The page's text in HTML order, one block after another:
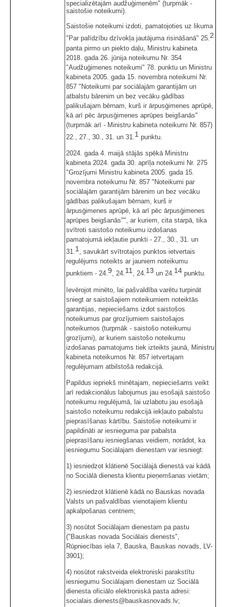
specializētajām audžuģimenēm" (turpmāk -
saistošie noteikumi).
Saistošie noteikumi izdoti, pamatojoties uz likuma
"Par palīdzību dzīvokļa jautājuma risināšanā" 25.2
panta pirmo un piekto daļu, Ministru kabineta
2018. gada 26. jūnija noteikumu Nr. 354
"Audžuģimenes noteikumi" 78. punktu un Ministru
kabineta 2005. gada 15. novembra noteikumi Nr.
857 "Noteikumi par sociālajām garantijām un
atbalstu bārenim un bez vecāku gādības
palikušajam bērnam, kurš ir ārpusģimenes aprūpē,
kā arī pēc ārpusģimenes aprūpes beigšanās"
(turpmāk arī - Ministru kabineta noteikumi Nr. 857)
22., 27., 30., 31. un 31. 1 punktu.
2024. gada 4. maijā stājās spēkā Ministru
kabineta 2024. gada 30. aprīļa noteikumi Nr. 275
"Grozījumi Ministru kabineta 2005. gada 15.
novembra noteikumu Nr. 857 "Noteikumi par
sociālajām garantijām bārenim un bez vecāku
gādības palikušajam bērnam, kurš ir
ārpusģimenes aprūpē, kā arī pēc ārpusģimenes
aprūpes beigšanās"", ar kuriem, cita starpā, tika
svītroti saistošo noteikumu izdošanas
pamatojumā iekļautie punkti - 27., 30., 31. un
31.1 , savukārt svītrotajos punktos ietvertais
regulējums noteikts ar jauniem noteikumu
punktiem - 24.9, 24.11 , 24.13 un 24.14 punktu.
Ievērojot minēto, lai pašvaldība varētu turpināt
sniegt ar saistošajiem noteikumiem noteiktās
garantijas, nepieciešams izdot saistošos
noteikumus par grozījumiem saistošajos
noteikumos (turpmāk - saistošo noteikumu
grozījumi), ar kuriem saistošo noteikumu
izdošanas pamatojums tiek izteikts jaunā, Ministru
kabineta noteikumos Nr. 857 ietvertajam
regulējumam atbilstošā redakcijā.
Papildus iepriekš minētajam, nepieciešams veikt
arī redakcionālus labojumus jau esošajā saistošo
noteikumu regulējumā, lai uzlabotu jau esošajā
saistošo noteikumu redakcijā iekļauto pabalstu
pieprasīšanas kārtību. Saistošie noteikumi ir
papildināti ar iesnieguma par pabalsta
pieprasīšanu iesniegšanas veidiem, norādot, ka
iesniegumu Sociālajam dienestam var iesniegt:
1) iesniedzot klātienē Sociālajā dienestā vai kādā
no Sociālā dienesta klientu pieņemšanas vietām;
2) iesniedzot klātienē kādā no Bauskas novada
Valsts un pašvaldības vienotajiem klientu
apkalpošanas centriem;
3) nosūtot Sociālajam dienestam pa pastu
("Bauskas novada Sociālais dienests",
Rūpniecības iela 7, Bauska, Bauskas novads, LV-
3901);
4) nosūtot rakstveida elektroniski parakstītu
iesniegumu Sociālajam dienestam uz Sociālā
dienesta oficiālo elektroniskā pasta adresi:
socialais.dienests@bauskasnovads.lv;